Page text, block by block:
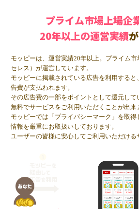
プライム市場上場企
20年以上の運営実績
モッピーは、運営実績20年以上。プライム
セレス）が運営しています。
モッピーに掲載されている広告を利用する
告費が支払われます。
その広告費の一部をポイントとして還元し
無料でサービスをご利用いただくことが出来
モッピーでは「プライバシーマーク」を取得
情報を厳重にお取扱いしております。
ユーザーの皆様に安心してご利用いただける